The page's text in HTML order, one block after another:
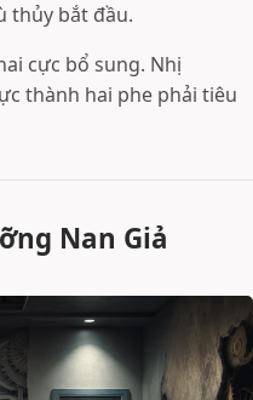
thủy bắt đầu.
cực bổ sung. Nhị
thành hai phe phải tiêu
Nan Giả